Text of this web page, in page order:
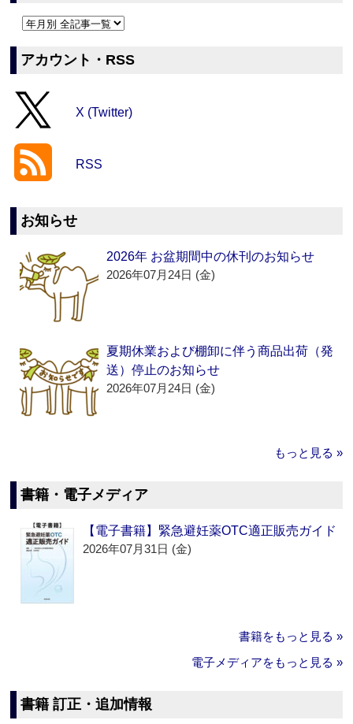
アカウント・RSS
X (Twitter)
RSS
お知らせ
2026年 お盆期間中の休刊のお知らせ
2026年07月24日 (金)
夏期休業および棚卸に伴う商品出荷（発
送）停止のお知らせ
2026年07月24日 (金)
もっと見る »
書籍・電子メディア
【電子書籍】緊急避妊薬OTC適正販売ガイド
2026年07月31日 (金)
書籍をもっと見る »
電子メディアをもっと見る »
書籍 訂正・追加情報